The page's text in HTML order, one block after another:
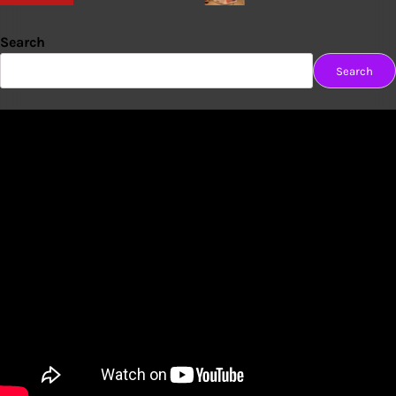
Search
Search